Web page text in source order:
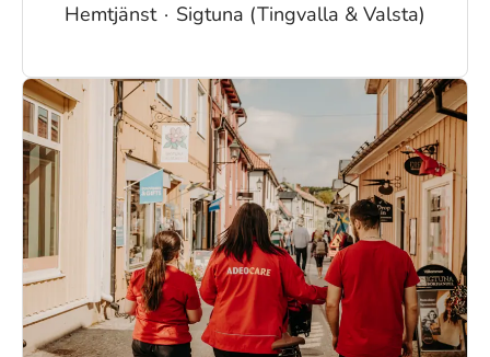
Hemtjänst · Sigtuna (Tingvalla & Valsta)